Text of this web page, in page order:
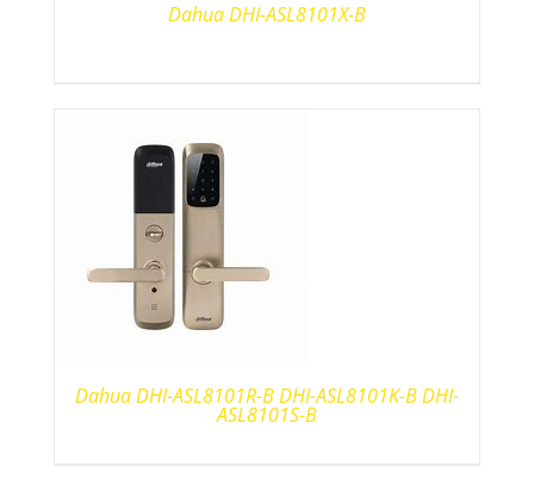
Dahua DHI-ASL8101X-B
Dahua DHI-ASL8101R-B DHI-ASL8101K-B DHI-
ASL8101S-B